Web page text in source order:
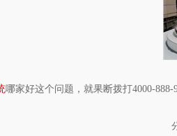
哪家好这个问题，就果断拨打4000-888-